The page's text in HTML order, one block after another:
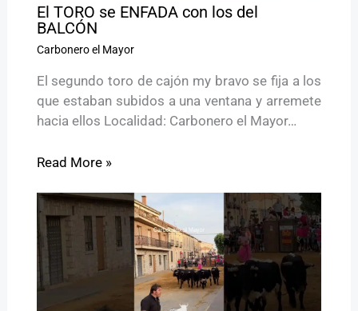
El TORO se ENFADA con los del
BALCÓN
Carbonero el Mayor
El segundo toro de cajón my bravo se fija a los
que estaban subidos a una ventana y arremete
hacia ellos Localidad: Carbonero el Mayor…
Read More »